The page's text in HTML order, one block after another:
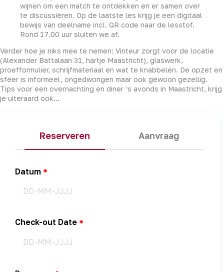
wijnen om een match te ontdekken en er samen over
te discussiëren. Op de laatste les krijg je een digitaal
bewijs van deelname incl. QR code naar de lesstof.
Rond 17.00 uur sluiten we af.
Verder hoe je niks mee te nemen: Vinteur zorgt voor de locatie
(Alexander Battalaan 31, hartje Maastricht), glaswerk,
proefformulier, schrijfmateriaal en wat te knabbelen. De opzet en
sfeer is informeel, ongedwongen maar ook gewoon gezellig.
Tips voor een overnachting en diner ‘s avonds in Maastricht, krijg
je uiteraard ook…
Reserveren Aanvraag
Datum
Check-out Date